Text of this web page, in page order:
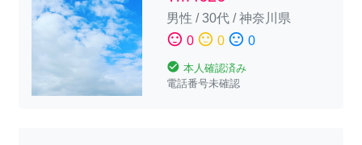
男性 /30代/神奈川県
sentiment_satisfied 0 sentiment_neutral 0 sentiment_dissatisfied 0
check_circle 本人確認済み
電話番号未確認